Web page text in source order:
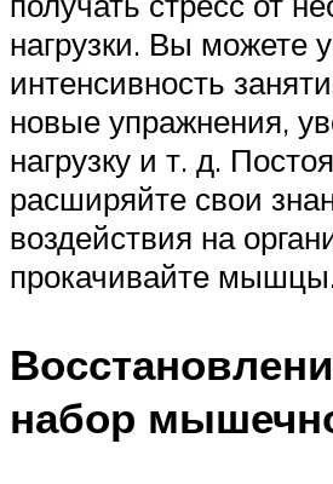
нагрузки. Вы можете
интенсивность
новые упражнения,
нагрузку и т. д.
расширяйте свои
воздействия на
прокачивайте
набор